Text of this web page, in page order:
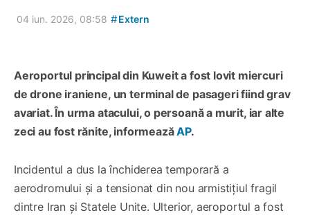
04 iun. 2026, 08:58 #Extern
Aeroportul principal din Kuweit a fost lovit miercuri
de drone iraniene, un terminal de pasageri fiind grav
avariat. În urma atacului, o persoană a murit, iar alte
zeci au fost rănite, informeazăAP.
Incidentul a dus la închiderea temporară a
aerodromului și a tensionat din nou armistițiul fragil
dintre Iran și Statele Unite. Ulterior, aeroportul a fost